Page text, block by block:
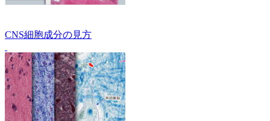
CNS細胞成分の見方